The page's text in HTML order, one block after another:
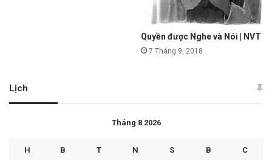
Quyền được Nghe và Nói | NVT
7 Tháng 9, 2018
Lịch
Tháng 8 2026
H B T N S B C